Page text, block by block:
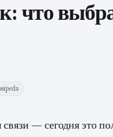
что
— сегодня это